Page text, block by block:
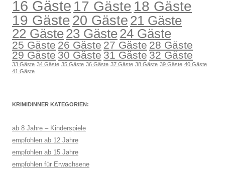
16 Gäste 17 Gäste 18 Gäste
19 Gäste 20 Gäste 21 Gäste
22 Gäste23 Gäste24 Gäste
25 Gäste 26 Gäste 27 Gäste 28 Gäste
29 Gäste 30 Gäste 31 Gäste 32 Gäste
33 Gäste 34 Gäste 35 Gäste 36 Gäste 37 Gäste 38 Gäste 39 Gäste 40 Gäste
41 Gäste
KRIMIDINNER KATEGORIEN:
ab 8 Jahre – Kinderspiele
empfohlen ab 12 Jahre
empfohlen ab 15 Jahre
empfohlen für Erwachsene